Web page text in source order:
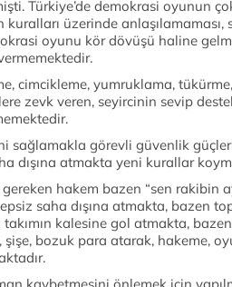
Türkiye’de demokrasi oyunun
kuralları üzerinde
oyunu kör dövüşü haline
cimcikleme, yumruklama,
zevk veren, seyircinin sevip
sağlamakla görevli güvenlik
dışına atmakta yeni kurallar
hakem bazen “sen rakibin
saha dışına atmakta, bazen
kalesine gol atmakta,
şişe, bozuk para atarak, hakeme,